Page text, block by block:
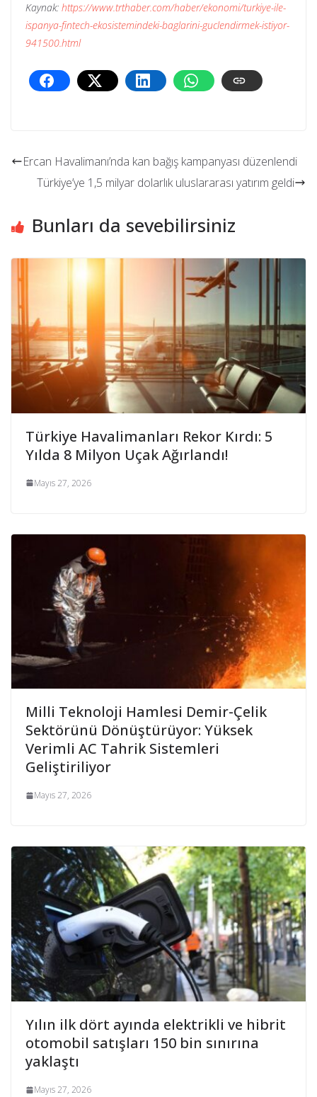
Kaynak: https://www.trthaber.com/haber/ekonomi/turkiye-ile-
ispanya-fintech-ekosistemindeki-baglarini-guclendirmek-istiyor-
941500.html
Ercan Havalimanı’nda kan bağış kampanyası düzenlendi
Türkiye’ye 1,5 milyar dolarlık uluslararası yatırım geldi
Bunları da sevebilirsiniz
Türkiye Havalimanları Rekor Kırdı: 5
Yılda 8 Milyon Uçak Ağırlandı!
Mayıs 27, 2026
Milli Teknoloji Hamlesi Demir-Çelik
Sektörünü Dönüştürüyor: Yüksek
Verimli AC Tahrik Sistemleri
Geliştiriliyor
Mayıs 27, 2026
Yılın ilk dört ayında elektrikli ve hibrit
otomobil satışları 150 bin sınırına
yaklaştı
Mayıs 27, 2026